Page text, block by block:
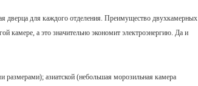
дверца для каждого отделения. Преимущество двухкамерных
камере, а это значительно экономит электроэнергию. Да и
азиатской (небольшая морозильная камера